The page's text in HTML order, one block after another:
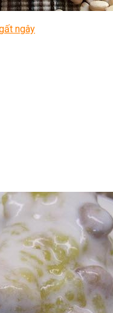
ngây